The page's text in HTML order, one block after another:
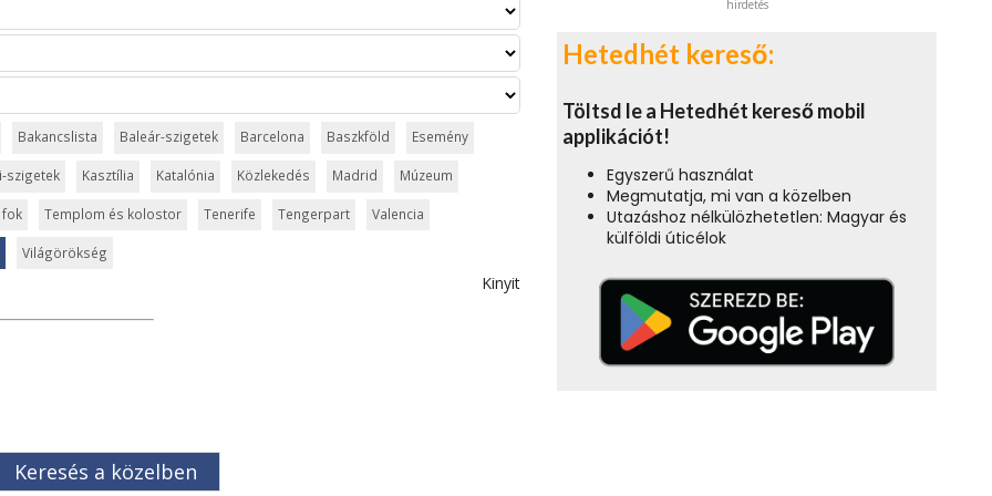
Bakancslista Baleár-szigetek Barcelona Baszkföld Esemény
szigetek Kasztília Katalónia Közlekedés Madrid Múzeum
fok Templom és kolostor Tenerife Tengerpart Valencia
Világörökség
Kinyit
Keresés a közelben
hirdetés
Hetedhét kereső:
Töltsd le a Hetedhét kereső mobil
applikációt!
Egyszerű használat
Megmutatja, mi van a közelben
Utazáshoz nélkülözhetetlen: Magyar és
külföldi úticélok